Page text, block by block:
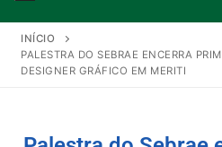
INÍCIO
PALESTRA DO SEBRAE ENCERRA
DESIGNER GRÁFICO EM MERITI